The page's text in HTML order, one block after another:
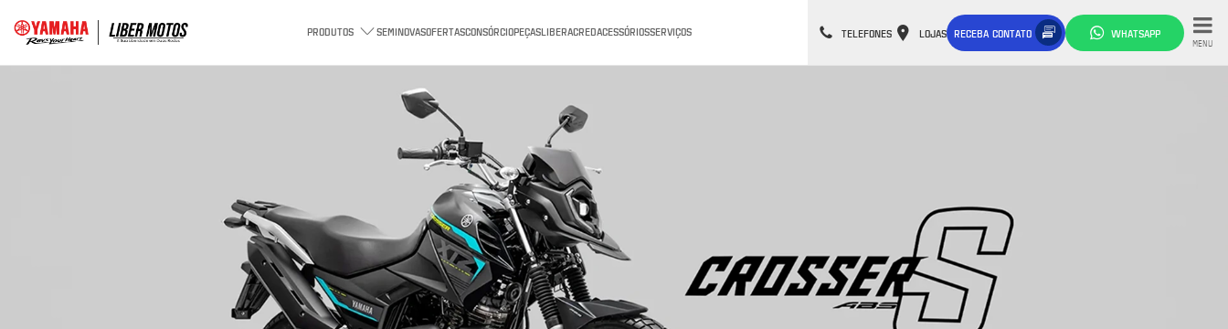
PRODUTOS SEMINOVASOFERTASCONSÓRCIOPEÇASLIBERACREDACESSÓRIOSSERVIÇOS TELEFONES LOJAS RECEBA CONTATO WHATSAPP
MENU